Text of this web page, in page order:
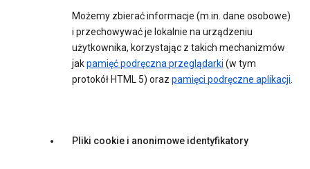
Możemy zbierać informacje (m.in. dane osobowe)
i przechowywać je lokalnie na urządzeniu
użytkownika, korzystając z takich mechanizmów
jakpamięć podręczna przeglądarki (w tym
protokół HTML 5) oraz pamięci podręczne aplikacji.
Pliki cookie i anonimowe identyfikatory